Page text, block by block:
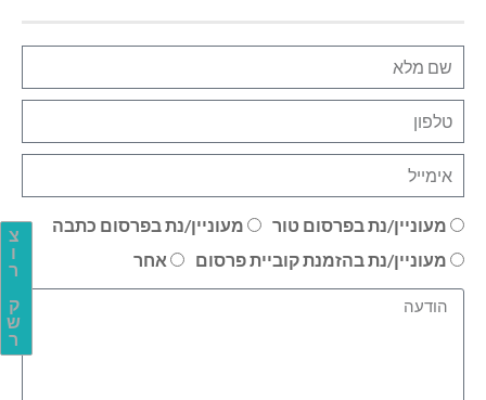
צ
ו
ר
ק
ש
ר
מעוניין/נת בפרסום טור
מעוניין/נת בפרסום כתבה
מעוניין/נת בהזמנת קוביית פרסום
אחר